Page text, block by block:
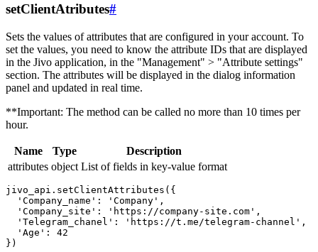
setClientAtributes#
Sets the values ​​of attributes that are configured in your account. To
set the values, you need to know the attribute IDs that are displayed
in the Jivo application, in the "Management" > "Attribute settings"
section. The attributes will be displayed in the dialog information
panel and updated in real time.
**Important: The method can be called no more than 10 times per
hour.
Name Type
Description
attributes object List of fields in key-value format
jivo_api.setClientAttributes({
  'Company_name': 'Company',
  'Company_site': 'https://company-site.com',
  'Telegram_chanel': 'https://t.me/telegram-channel',
  'Age': 42